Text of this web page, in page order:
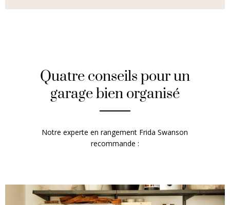
Quatre conseils pour un
garage bien organisé
Notre experte en rangement Frida Swanson
recommande :